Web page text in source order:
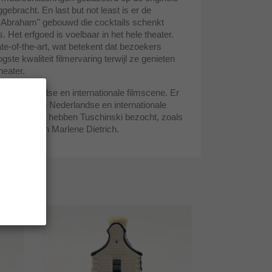
En last but not least is er de
gebouwd die cocktails schenkt
Het erfgoed is voelbaar in het hele theater.
of-the-art, wat betekent dat bezoekers
kwaliteit filmervaring terwijl ze genieten
Nederlandse en internationale filmscene. Er
grootste Nederlandse en internationale
hebben Tuschinski bezocht, zoals
en Marlene Dietrich.